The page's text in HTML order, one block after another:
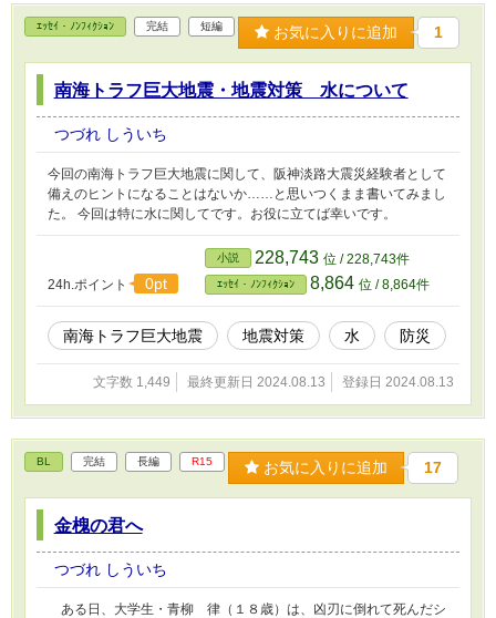
ｴｯｾｲ・ﾉﾝﾌｨｸｼｮﾝ 完結 短編 お気に入りに追加 1
南海トラフ巨大地震・地震対策 水について
つづれ しういち
今回の南海トラフ巨大地震に関して、阪神淡路大震災経験者として
備えのヒントになることはないか……と思いつくまま書いてみまし
た。 今回は特に水に関してです。お役に立てば幸いです。
24h.ポイント 0pt
小説 228,743 位 / 228,743件
ｴｯｾｲ・ﾉﾝﾌｨｸｼｮﾝ 8,864 位 / 8,864件
南海トラフ巨大地震 地震対策 水 防災
文字数 1,449 最終更新日 2024.08.13 登録日 2024.08.13
BL 完結 長編 R15 お気に入りに追加 17
金槐の君へ
つづれ しういち
ある日、大学生・青柳 律（１８歳）は、凶刃に倒れて死んだシ